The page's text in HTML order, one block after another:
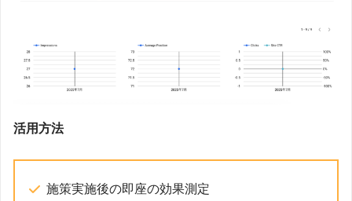
活用方法
施策実施後の即座の効果測定